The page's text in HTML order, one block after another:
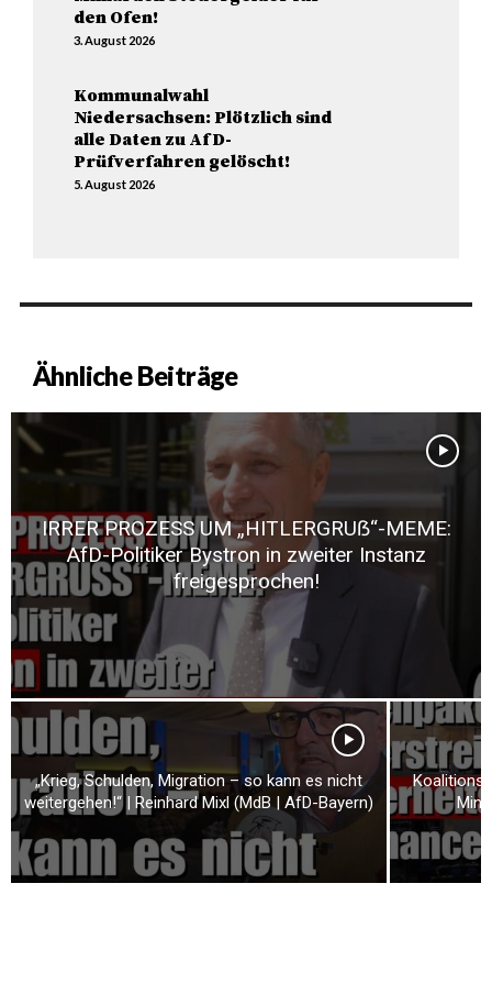
den Ofen!
3. August 2026
Kommunalwahl
Niedersachsen: Plötzlich sind
alle Daten zu AfD-
Prüfverfahren gelöscht!
5. August 2026
Ähnliche Beiträge
IRRER PROZESS UM „HITLERGRUẞ“-MEME:
AfD-Politiker Bystron in zweiter Instanz
freigesprochen!
„Krieg, Schulden, Migration – so kann es nicht
weitergehen!“ | Reinhard Mixl (MdB | AfD-Bayern)